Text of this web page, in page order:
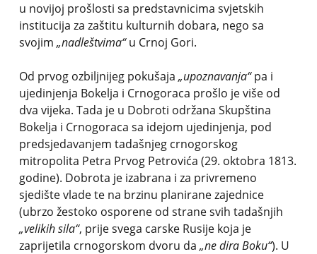
u novijoj prošlosti sa predstavnicima svjetskih
institucija za zaštitu kulturnih dobara, nego sa
svojim „nadleštvima“u Crnoj Gori.
Od prvog ozbiljnijeg pokušaja „upoznavanja“pa i
ujedinjenja Bokelja i Crnogoraca prošlo je više od
dva vijeka. Tada je u Dobroti održana Skupština
Bokelja i Crnogoraca sa idejom ujedinjenja, pod
predsjedavanjem tadašnjeg crnogorskog
mitropolita Petra Prvog Petrovića (29. oktobra 1813.
godine). Dobrota je izabrana i za privremeno
sjedište vlade te na brzinu planirane zajednice
(ubrzo žestoko osporene od strane svih tadašnjih
„velikih sila“, prije svega carske Rusije koja je
zaprijetila crnogorskom dvoru da „ne dira Boku“). U